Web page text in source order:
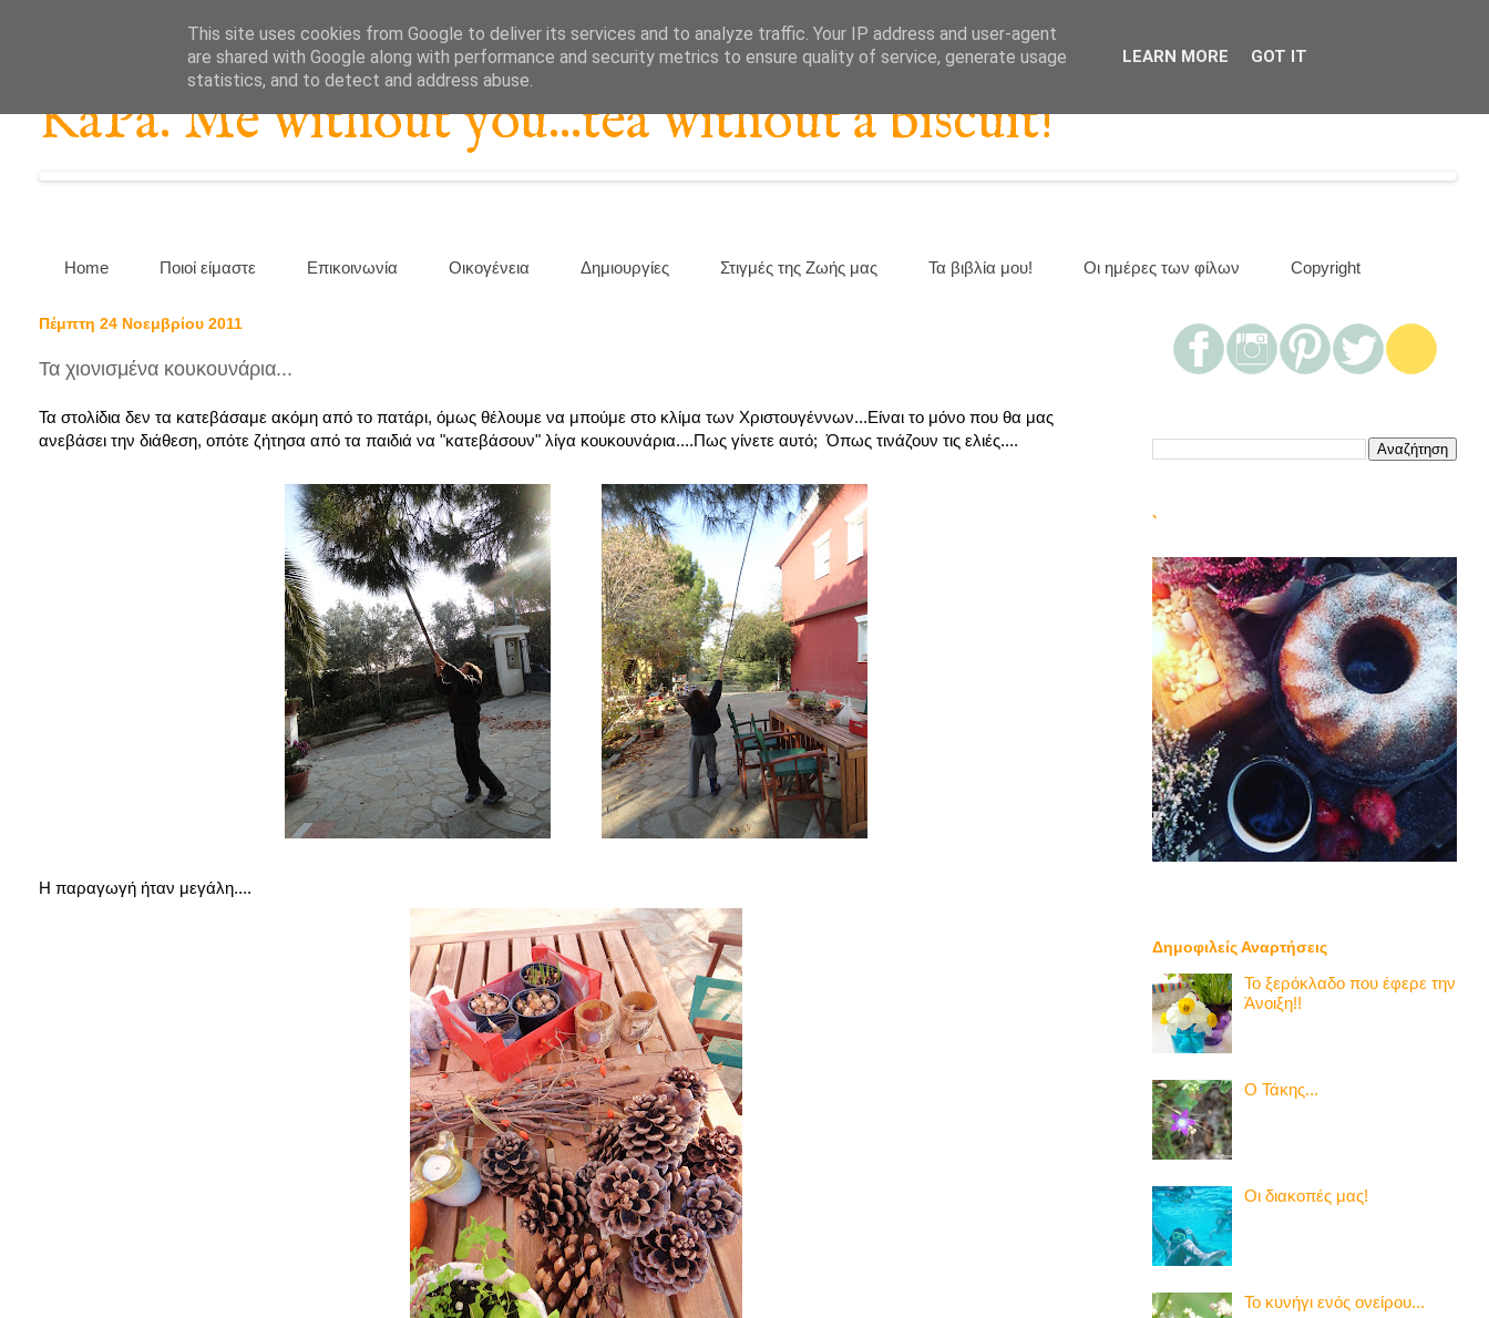
KaPa. Me without you...tea without a biscuit!
Home Ποιοί είμαστε Επικοινωνία Οικογένεια Δημιουργίες Στιγμές της Ζωής μας Τα βιβλία μου! Οι ημέρες των φίλων Copyright
Πέμπτη 24 Νοεμβρίου 2011
Τα χιονισμένα κουκουνάρια...
Τα στολίδια δεν τα κατεβάσαμε ακόμη από το πατάρι, όμως θέλουμε να μπούμε στο κλίμα των Χριστουγέννων...Είναι το μόνο που θα μας
ανεβάσει την διάθεση, οπότε ζήτησα από τα παιδιά να "κατεβάσουν" λίγα κουκουνάρια....Πως γίνετε αυτό; Όπως τινάζουν τις ελιές....
Η παραγωγή ήταν μεγάλη....
`
Δημοφιλείς Αναρτήσεις
Το ξερόκλαδο που έφερε την
Άνοιξη!!
Ο Τάκης...
Οι διακοπές μας!
Το κυνήγι ενός ονείρου...
This site uses cookies from Google to deliver its services and to analyze traffic. Your IP address and user-agent
are shared with Google along with performance and security metrics to ensure quality of service, generate usage
statistics, and to detect and address abuse.
LEARN MORE GOT IT